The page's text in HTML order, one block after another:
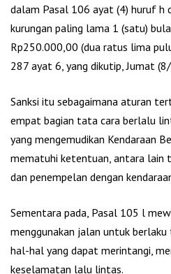
dalam Pasal 106 ayat (4) huruf h
kurungan paling lama 1 (satu)
Rp250.000,00 (dua ratus lima
287 ayat 6, yang dikutip, Jumat
Sanksi itu sebagaimana aturan
empat bagian tata cara berlalu
yang mengemudikan Kendaraan
mematuhi ketentuan, antara lain
dan penempelan dengan
Sementara pada, Pasal 105 l
menggunakan jalan untuk
hal-hal yang dapat merintangi,
keselamatan lalu lintas.